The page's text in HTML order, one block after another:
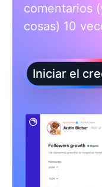
comentarios
cosas) 10
Iniciar el